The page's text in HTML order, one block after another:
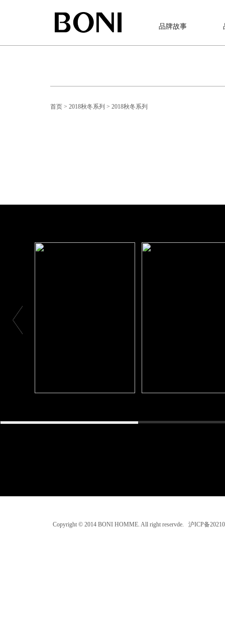
品牌故事
首页 > 2018秋冬系列 > 2018秋冬系列
Copyright © 2014 BONI HOMME. All right reservde. 沪ICP备